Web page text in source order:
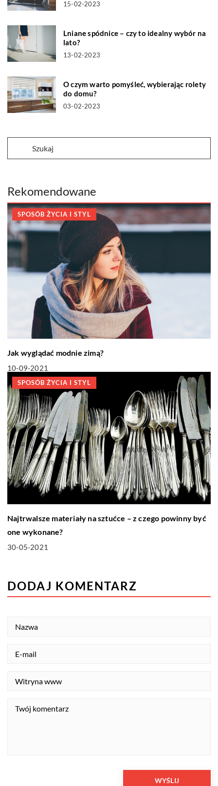
15-02-2023
Lniane spódnice – czy to idealny wybór na
lato?
13-02-2023
O czym warto pomyśleć, wybierając rolety
do domu?
03-02-2023
Rekomendowane
SPOSÓB ŻYCIA I STYL
Jak wyglądać modnie zimą?
10-09-2021
SPOSÓB ŻYCIA I STYL
Najtrwalsze materiały na sztućce – z czego powinny być
one wykonane?
30-05-2021
DODAJ KOMENTARZ